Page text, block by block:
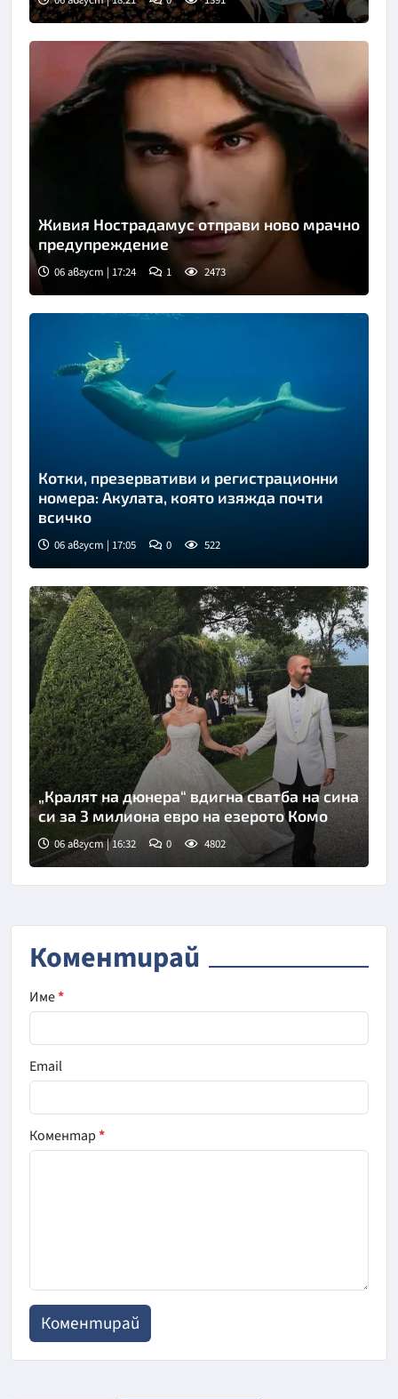
Снимка: Инстаграм
Живия Нострадамус отправи ново мрачно
предупреждение
06 август | 17:24 1 2473
Котки, презервативи и регистрационни
номера: Акулата, която изяжда почти
всичко
06 август | 17:05 0 522
Снимка: Инстаграм
„Кралят на дюнера“ вдигна сватба на сина
си за 3 милиона евро на езерото Комо
06 август | 16:32 0 4802
Коментирай
Име*
Email
Коментар*